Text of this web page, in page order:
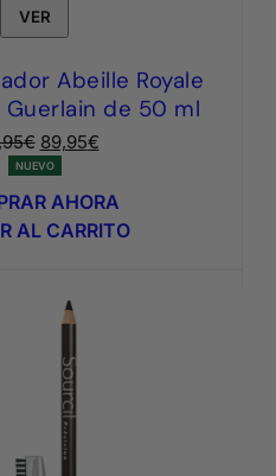
VER
Abeille Royale
Guerlain de 50 ml
€ El
precio
original
era:
179,95€.
89,95€El
actual
es:
89,95€.
NUEVO
AHORA
AL CARRITO